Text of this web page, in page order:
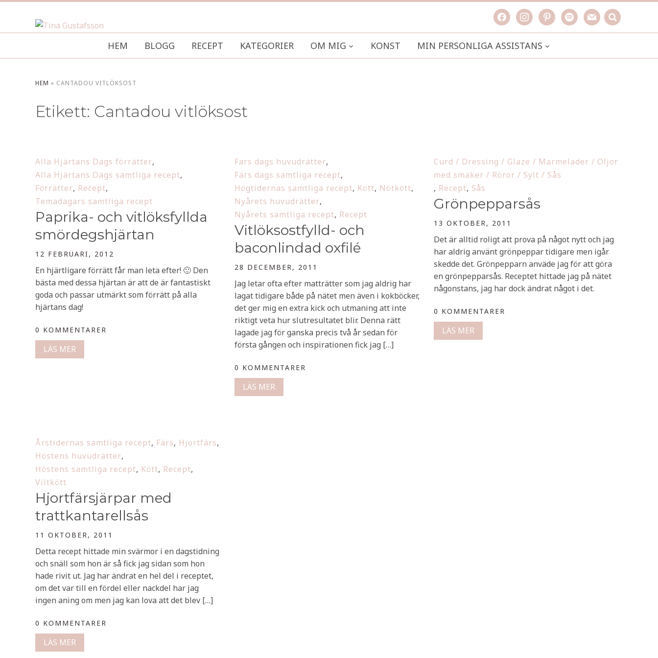
facebookinstagrampinterestspotifymail search
HEM BLOGG RECEPT KATEGORIER OM MIG KONST MIN PERSONLIGA ASSISTANS
HEM » CANTADOU VITLÖKSOST
Etikett: Cantadou vitlöksost
Alla Hjärtans Dags förrätter,
Alla Hjärtans Dags samtliga recept,
Förrätter, Recept,
Temadagars samtliga recept
Paprika- och vitlöksfyllda
smördegshjärtan
12 FEBRUARI, 2012
En hjärtligare förrätt får man leta efter! 🙂 Den
bästa med dessa hjärtan är att de är fantastiskt
goda och passar utmärkt som förrätt på alla
hjärtans dag!
0 KOMMENTARER
LÄS MER
Fars dags huvudrätter,
Fars dags samtliga recept,
Högtidernas samtliga recept, Kött, Nötkött,
Nyårets huvudrätter,
Nyårets samtliga recept, Recept
Vitlöksostfylld- och
baconlindad oxfilé
28 DECEMBER, 2011
Jag letar ofta efter matträtter som jag aldrig har
lagat tidigare både på nätet men även i kokböcker,
det ger mig en extra kick och utmaning att inte
riktigt veta hur slutresultatet blir. Denna rätt
lagade jag för ganska precis två år sedan för
första gången och inspirationen fick jag […]
0 KOMMENTARER
LÄS MER
Curd / Dressing / Glaze / Marmelader / Oljor
med smaker / Röror / Sylt / Sås
, Recept, Sås
Grönpepparsås
13 OKTOBER, 2011
Det är alltid roligt att prova på något nytt och jag
har aldrig använt grönpeppar tidigare men igår
skedde det. Grönpepparn anväde jag för att göra
en grönpepparsås. Receptet hittade jag på nätet
någonstans, jag har dock ändrat något i det.
0 KOMMENTARER
LÄS MER
Årstidernas samtliga recept, Färs, Hjortfärs,
Höstens huvudrätter,
Höstens samtliga recept, Kött, Recept,
Viltkött
Hjortfärsjärpar med
trattkantarellsås
11 OKTOBER, 2011
Detta recept hittade min svärmor i en dagstidning
och snäll som hon är så fick jag sidan som hon
hade rivit ut. Jag har ändrat en hel del i receptet,
om det var till en fördel eller nackdel har jag
ingen aning om men jag kan lova att det blev […]
0 KOMMENTARER
LÄS MER